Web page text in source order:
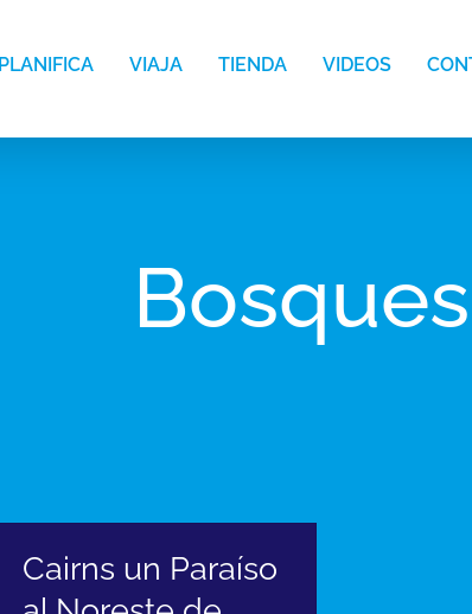
PLANIFICA VIAJA TIENDA VIDEOS
Bosques
Cairns un Paraíso